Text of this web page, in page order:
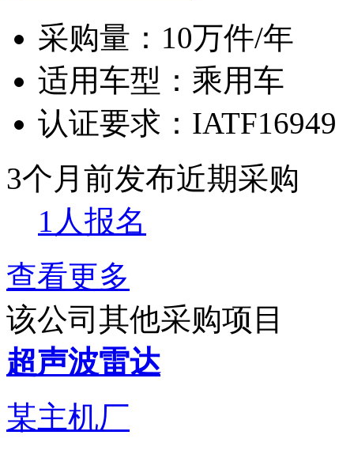
采购量： 10万件/年
适用车型： 乘用车
认证要求： IATF16949
3个月前发布近期采购
1人报名
查看更多
该公司其他采购项目
超声波雷达
某主机厂